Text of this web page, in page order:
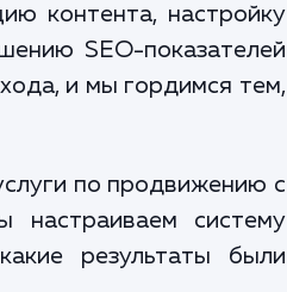
контента, настройку
SEO-показателей
и мы гордимся тем,
по продвижению с
систему
результаты были